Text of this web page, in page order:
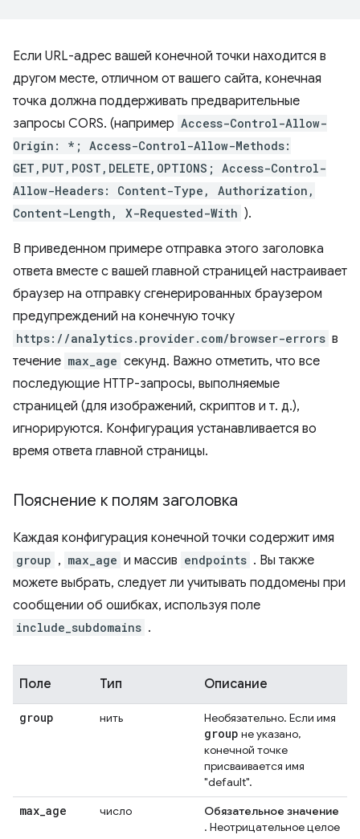
Если URL-адрес вашей конечной точки находится в
другом месте, отличном от вашего сайта, конечная
точка должна поддерживать предварительные
запросы CORS. (например Access-Control-Allow-
Origin: *; Access-Control-Allow-Methods:
GET,PUT,POST,DELETE,OPTIONS; Access-Control-
Allow-Headers: Content-Type, Authorization,
Content-Length, X-Requested-With ).
В приведенном примере отправка этого заголовка
ответа вместе с вашей главной страницей настраивает
браузер на отправку сгенерированных браузером
предупреждений на конечную точку
https://analytics.provider.com/browser-errors в
течение max_age секунд. Важно отметить, что все
последующие HTTP-запросы, выполняемые
страницей (для изображений, скриптов и т. д.),
игнорируются. Конфигурация устанавливается во
время ответа главной страницы.
Пояснение к полям заголовка
Каждая конфигурация конечной точки содержит имя
group , max_age и массив endpoints . Вы также
можете выбрать, следует ли учитывать поддомены при
сообщении об ошибках, используя поле
include_subdomains .
Поле Тип Описание
group нить Необязательно. Если имя
group не указано,
конечной точке
присваивается имя
"default".
max_age число
Обязательное значение
. Неотрицательное целое